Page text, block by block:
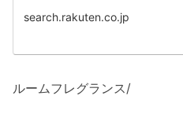
search.rakuten.co.jp
ルームフレグランス/